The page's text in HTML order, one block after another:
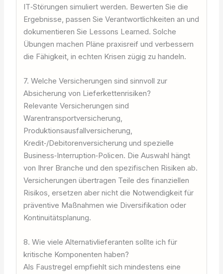
IT‑Störungen simuliert werden. Bewerten Sie die
Ergebnisse, passen Sie Verantwortlichkeiten an und
dokumentieren Sie Lessons Learned. Solche
Übungen machen Pläne praxisreif und verbessern
die Fähigkeit, in echten Krisen zügig zu handeln.
7. Welche Versicherungen sind sinnvoll zur
Absicherung von Lieferkettenrisiken?
Relevante Versicherungen sind
Warentransportversicherung,
Produktionsausfallversicherung,
Kredit‑/Debitorenversicherung und spezielle
Business‑Interruption‑Policen. Die Auswahl hängt
von Ihrer Branche und den spezifischen Risiken ab.
Versicherungen übertragen Teile des finanziellen
Risikos, ersetzen aber nicht die Notwendigkeit für
präventive Maßnahmen wie Diversifikation oder
Kontinuitätsplanung.
8. Wie viele Alternativlieferanten sollte ich für
kritische Komponenten haben?
Als Faustregel empfiehlt sich mindestens eine